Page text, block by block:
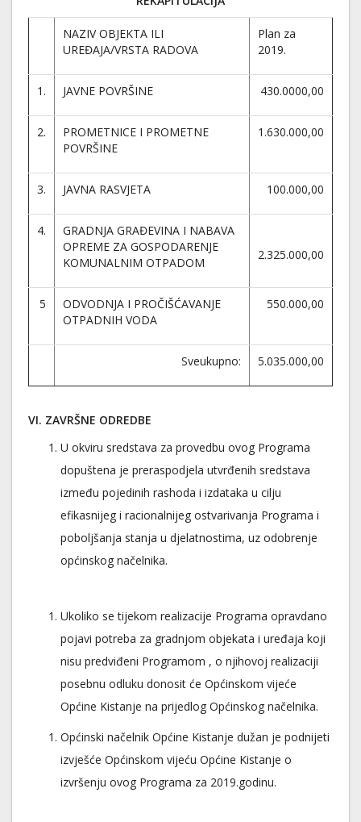
NAZIV OBJEKTA ILI
UREĐAJA/VRSTA RADOVA
Plan za
2019.
1. JAVNE POVRŠINE 430.0000,00
2.
PROMETNICE I PROMETNE
POVRŠINE
1.630.000,00
3. JAVNA RASVJETA 100.000,00
4.
GRADNJA GRAĐEVINA I NABAVA
OPREME ZA GOSPODARENJE
KOMUNALNIM OTPADOM
2.325.000,00
5
ODVODNJA I PROČIŠĆAVANJE
OTPADNIH VODA
550.000,00
Sveukupno: 5.035.000,00
VI. ZAVRŠNE ODREDBE
U okviru sredstava za provedbu ovog Programa
dopuštena je preraspodjela utvrđenih sredstava
između pojedinih rashoda i izdataka u cilju
efikasnijeg i racionalnijeg ostvarivanja Programa i
poboljšanja stanja u djelatnostima, uz odobrenje
općinskog načelnika.
Ukoliko se tijekom realizacije Programa opravdano
pojavi potreba za gradnjom objekata i uređaja koji
nisu predviđeni Programom , o njihovoj realizaciji
posebnu odluku donosit će Općinskom vijeće
Općine Kistanje na prijedlog Općinskog načelnika.
Općinski načelnik Općine Kistanje dužan je podnijeti
izvješće Općinskom vijeću Općine Kistanje o
izvršenju ovog Programa za 2019.godinu.